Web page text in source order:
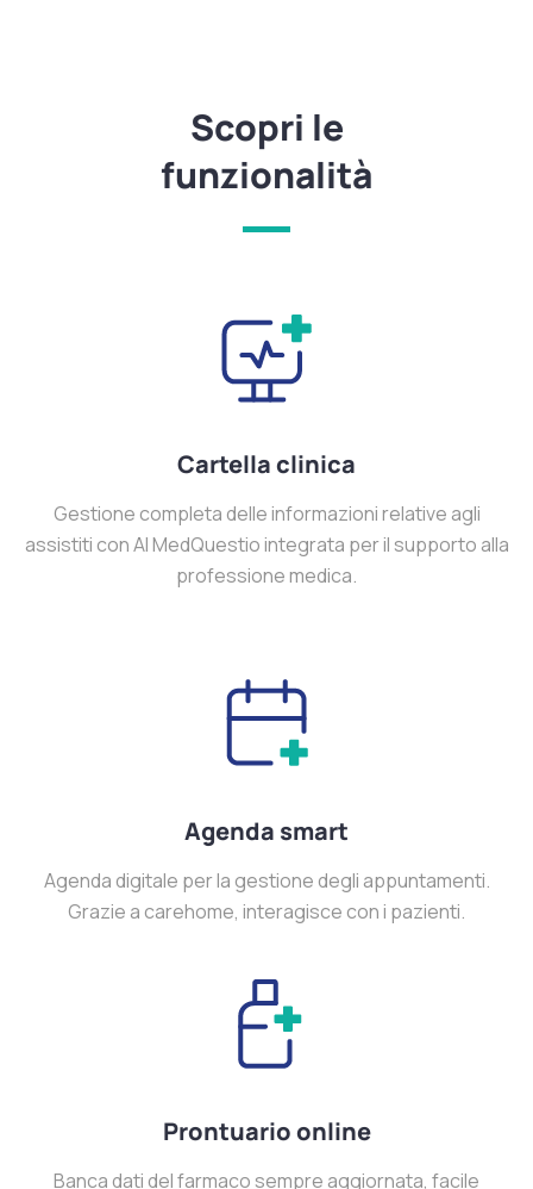
Scopri le
funzionalità
Cartella clinica
Gestione completa delle informazioni relative agli
assistiti con AI MedQuestio integrata per il supporto alla
professione medica.
Agenda smart
Agenda digitale per la gestione degli appuntamenti.
Grazie a carehome, interagisce con i pazienti.
Prontuario online
Banca dati del farmaco sempre aggiornata, facile